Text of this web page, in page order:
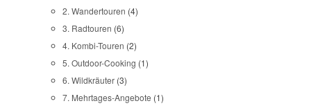
2. Wandertouren (4)
3. Radtouren (6)
4. Kombi-Touren (2)
5. Outdoor-Cooking (1)
6. Wildkräuter (3)
7. Mehrtages-Angebote (1)